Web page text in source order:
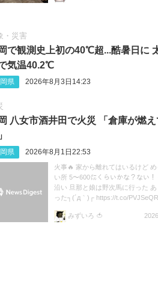
・災害
で観測史上初の40℃超...酷暑日に
気温40.2℃
県 2026年8月3日14:23
八女市酒井田で火災 「倉庫が燃え
県 2026年8月1日22:53
火事🔥 家から離れてはいるけど め
い所 5〜600㍍くらいかな？ない！
沿い 旦那と娘は野次馬に行った あ
った┐(´д｀)┌ https://t.co/
みずいろ 🍅